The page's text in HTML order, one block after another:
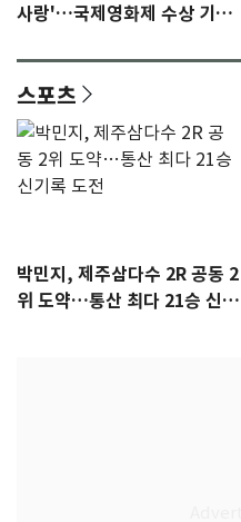
사랑'…국제영화제 수상 기대
스포츠
박민지, 제주삼다수 2R 공동 2
위 도약…통산 최다 21승 신기